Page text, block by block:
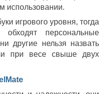
использовании.
игрового уровня, тогда
персональные
другие нельзя назвать
при весе свыше двух